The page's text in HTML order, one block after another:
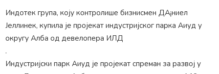
Индотек група, коју контролише бизнисмен ДА¡ниел
Јеллинек, купила је пројекат индустријског парка Аиуд у
округу Алба од девелопера ИЛД
.
Индустријски парк Аиуд је пројекат спреман за развој у